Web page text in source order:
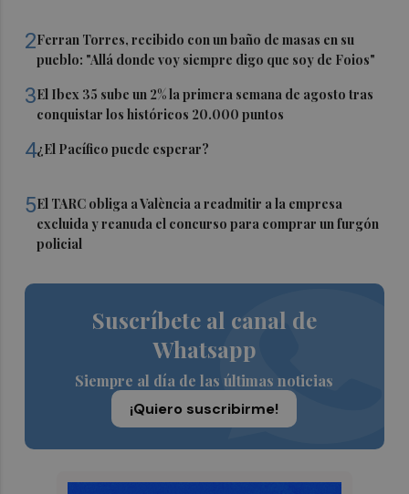
2Ferran Torres, recibido con un baño de masas en su
pueblo: "Allá donde voy siempre digo que soy de Foios"
3El Ibex 35 sube un 2% la primera semana de agosto tras
conquistar los históricos 20.000 puntos
4¿El Pacífico puede esperar?
5El TARC obliga a València a readmitir a la empresa
excluida y reanuda el concurso para comprar un furgón
policial
Suscríbete al canal de
Whatsapp
Siempre al día de las últimas noticias
¡Quiero suscribirme!